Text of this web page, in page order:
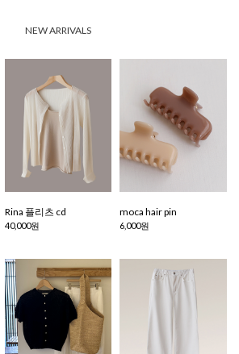
NEW ARRIVALS
Rina 플리츠 cd
40,000원
moca hair pin
6,000원